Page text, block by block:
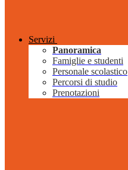
Servizi
Panoramica
Famiglie e studenti
Personale scolastico
Percorsi di studio
Prenotazioni